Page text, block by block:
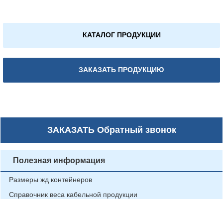
КАТАЛОГ ПРОДУКЦИИ
ЗАКАЗАТЬ ПРОДУКЦИЮ
ЗАКАЗАТЬОбратный звонок
Полезная информация
Размеры жд контейнеров
Справочник веса кабельной продукции